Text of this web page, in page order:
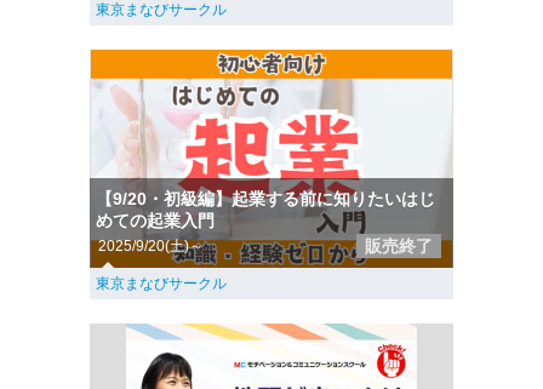
東京まなびサークル
【9/20・初級編】起業する前に知りたいはじ
めての起業入門
2025/9/20(土)～ 販売終了
東京まなびサークル